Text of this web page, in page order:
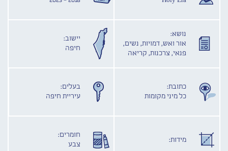
נושא:
אור ואש, דמויות, נשים,
פנאי, צרכנות, קריאה
יישוב:
חיפה
כתובת:
כל מיני מקומות
בעלים:
עיריית חיפה
מידות:
חומרים:
צבע